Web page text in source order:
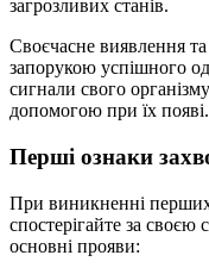
загрозливих станів.
Своєчасне виявлення
запорукою успішного
сигнали свого
допомогою при їх появі.
Перші ознаки
При виникненні
спостерігайте за своєю
основні прояви: